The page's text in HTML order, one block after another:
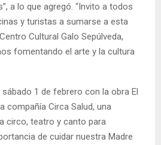
a lo que agregó. “Invito a todos
y turistas a sumarse a esta
Cultural Galo Sepúlveda,
fomentando el arte y la cultura
1 de febrero con la obra El
compañía Circa Salud, una
circo, teatro y canto para
de cuidar nuestra Madre